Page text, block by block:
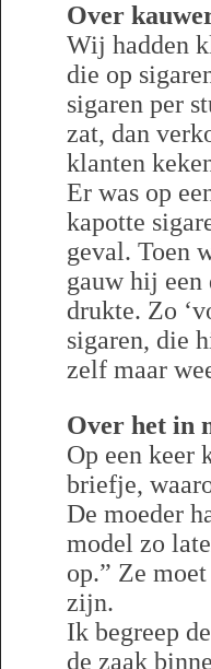
Over
Wij hadden
die op
sigaren per
zat, dan
klanten
Er was op
kapotte
geval. Toen
gauw hij een
drukte. Zo
sigaren, die
zelf maar
Over het in
Op een keer
briefje,
De moeder
model zo
op.” Ze
zijn.
Ik begreep
de zaak